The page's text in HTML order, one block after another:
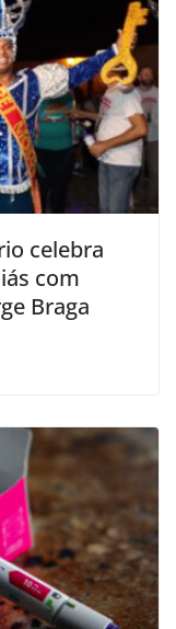
celebra
com
Braga